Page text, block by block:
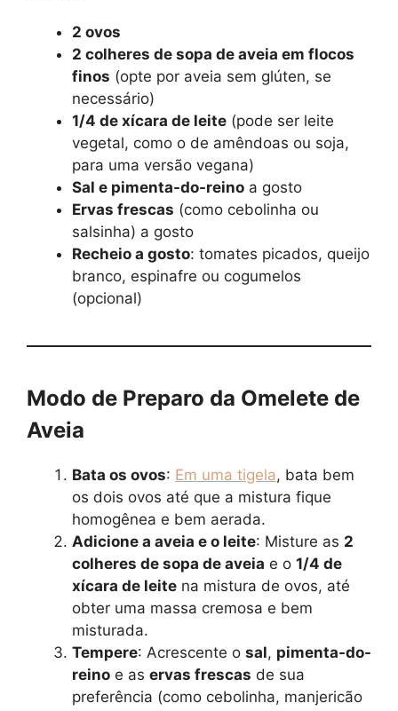
2 ovos
2 colheres de sopa de aveia em flocos
finos (opte por aveia sem glúten, se
necessário)
1/4 de xícara de leite (pode ser leite
vegetal, como o de amêndoas ou soja,
para uma versão vegana)
Sal e pimenta-do-reino a gosto
Ervas frescas (como cebolinha ou
salsinha) a gosto
Recheio a gosto: tomates picados, queijo
branco, espinafre ou cogumelos
(opcional)
Modo de Preparo da Omelete de
Aveia
Bata os ovos: Em uma tigela, bata bem
os dois ovos até que a mistura fique
homogênea e bem aerada.
Adicione a aveia e o leite: Misture as 2
colheres de sopa de aveia e o 1/4 de
xícara de leite na mistura de ovos, até
obter uma massa cremosa e bem
misturada.
Tempere: Acrescente o sal, pimenta-do-
reino e as ervas frescas de sua
preferência (como cebolinha, manjericão